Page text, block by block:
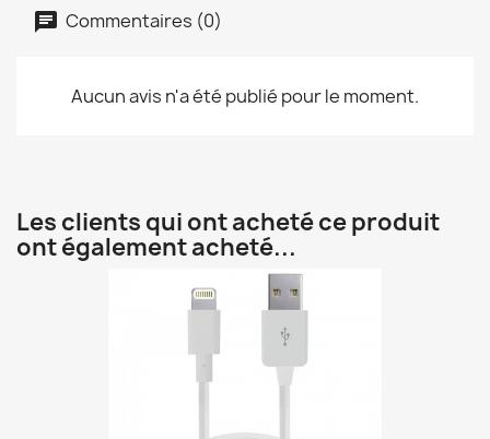
Commentaires (0)
Aucun avis n'a été publié pour le moment.
Les clients qui ont acheté ce produit
ont également acheté...